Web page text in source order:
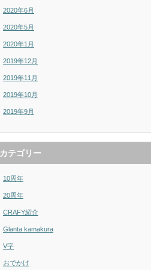
2020年6月
2020年5月
2020年1月
2019年12月
2019年11月
2019年10月
2019年9月
カテゴリー
10周年
20周年
CRAFY紹介
Glanta kamakura
V字
おでかけ